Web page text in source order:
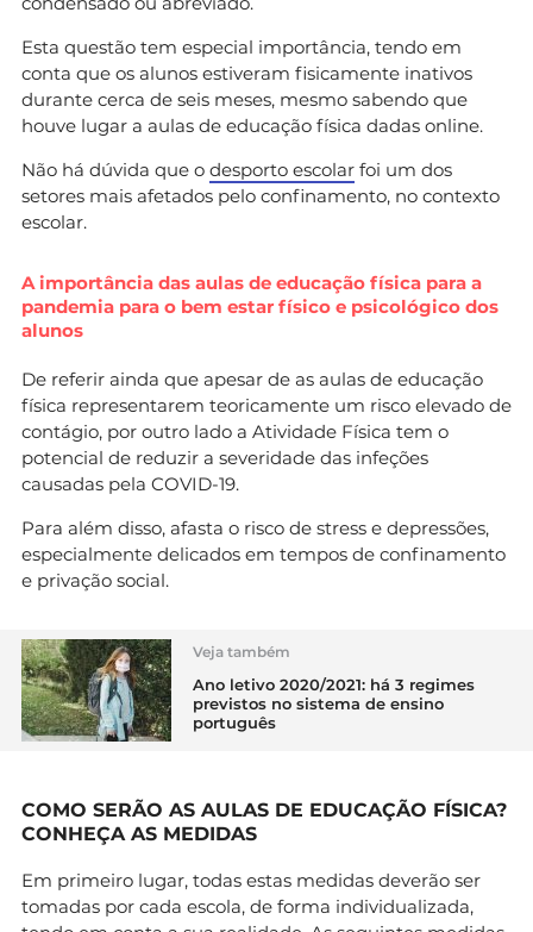
Esta questão tem especial importância, tendo em
conta que os alunos estiveram fisicamente inativos
durante cerca de seis meses, mesmo sabendo que
houve lugar a aulas de educação física dadas online.
Não há dúvida que o desporto escolar foi um dos
setores mais afetados pelo confinamento, no contexto
escolar.
A importância das aulas de educação física para a
pandemia para o bem estar físico e psicológico dos
alunos
De referir ainda que apesar de as aulas de educação
física representarem teoricamente um risco elevado de
contágio, por outro lado a Atividade Física tem o
potencial de reduzir a severidade das infeções
causadas pela COVID-19.
Para além disso, afasta o risco de stress e depressões,
especialmente delicados em tempos de confinamento
e privação social.
Veja também
Ano letivo 2020/2021: há 3 regimes
previstos no sistema de ensino
português
COMO SERÃO AS AULAS DE EDUCAÇÃO FÍSICA?
CONHEÇA AS MEDIDAS
Em primeiro lugar, todas estas medidas deverão ser
tomadas por cada escola, de forma individualizada,